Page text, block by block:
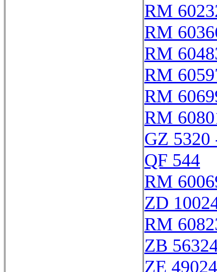
RM
RM
RM
RM
RM
RM
GZ 5320
QF 544
RM
ZD
RM
ZB
ZE 49024